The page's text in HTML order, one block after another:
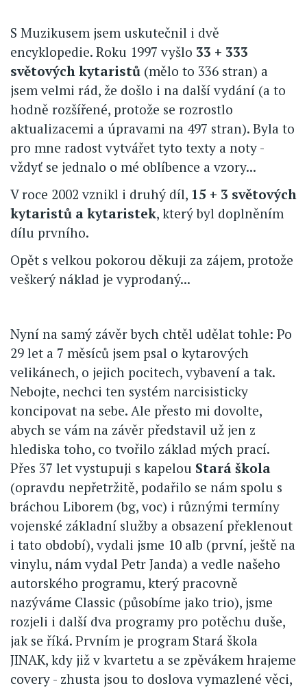
S Muzikusem jsem uskutečnil i dvě
encyklopedie. Roku 1997 vyšlo 33 + 333
světových kytaristů (mělo to 336 stran) a
jsem velmi rád, že došlo i na další vydání (a to
hodně rozšířené, protože se rozrostlo
aktualizacemi a úpravami na 497 stran). Byla to
pro mne radost vytvářet tyto texty a noty -
vždyť se jednalo o mé oblíbence a vzory...
V roce 2002 vznikl i druhý díl, 15 + 3 světových
kytaristů a kytaristek, který byl doplněním
dílu prvního.
Opět s velkou pokorou děkuji za zájem, protože
veškerý náklad je vyprodaný...
Nyní na samý závěr bych chtěl udělat tohle: Po
29 let a 7 měsíců jsem psal o kytarových
velikánech, o jejich pocitech, vybavení a tak.
Nebojte, nechci ten systém narcisisticky
koncipovat na sebe. Ale přesto mi dovolte,
abych se vám na závěr představil už jen z
hlediska toho, co tvořilo základ mých prací.
Přes 37 let vystupuji s kapelou Stará škola
(opravdu nepřetržitě, podařilo se nám spolu s
bráchou Liborem (bg, voc) i různými termíny
vojenské základní služby a obsazení překlenout
i tato období), vydali jsme 10 alb (první, ještě na
vinylu, nám vydal Petr Janda) a vedle našeho
autorského programu, který pracovně
nazýváme Classic (působíme jako trio), jsme
rozjeli i další dva programy pro potěchu duše,
jak se říká. Prvním je program Stará škola
JINAK, kdy již v kvartetu a se zpěvákem hrajeme
covery - zhusta jsou to doslova vymazlené věci,